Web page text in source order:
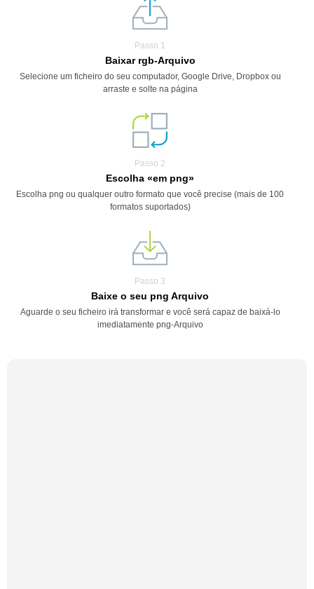
Passo 1
Baixar rgb-Arquivo
Selecione um ficheiro do seu computador, Google Drive, Dropbox ou
arraste e solte na página
Passo 2
Escolha «em png»
Escolha png ou qualquer outro formato que você precise (mais de 100
formatos suportados)
Passo 3
Baixe o seu png Arquivo
Aguarde o seu ficheiro irá transformar e você será capaz de baixá-lo
imediatamente png-Arquivo